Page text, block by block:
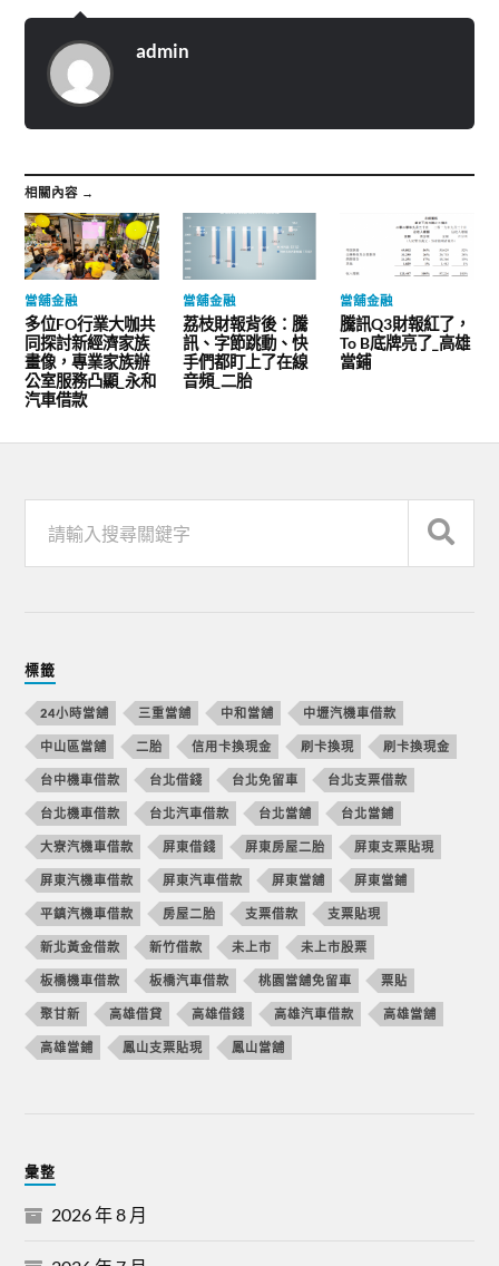
admin
相關內容 →
當舖金融
多位FO行業大咖共
同探討新經濟家族
畫像，專業家族辦
公室服務凸顯_永和
汽車借款
當舖金融
荔枝財報背後：騰
訊、字節跳動、快
手們都盯上了在線
音頻_二胎
當舖金融
騰訊Q3財報紅了，
To B底牌亮了_高雄
當鋪
標籤
24小時當舖 三重當舖 中和當舖 中壢汽機車借款
中山區當舖 二胎 信用卡換現金 刷卡換現 刷卡換現金
台中機車借款 台北借錢 台北免留車 台北支票借款
台北機車借款 台北汽車借款 台北當舖 台北當鋪
大寮汽機車借款 屏東借錢 屏東房屋二胎 屏東支票貼現
屏東汽機車借款 屏東汽車借款 屏東當舖 屏東當鋪
平鎮汽機車借款 房屋二胎 支票借款 支票貼現
新北黃金借款 新竹借款 未上市 未上市股票
板橋機車借款 板橋汽車借款 桃園當舖免留車 票貼
聚甘新 高雄借貸 高雄借錢 高雄汽車借款 高雄當舖
高雄當鋪 鳳山支票貼現 鳳山當舖
彙整
2026 年 8 月